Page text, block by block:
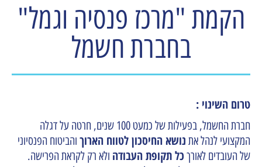
הקמת "מרכז פנסיה וגמל"
בחברת חשמל
טרום השינוי :
חברת החשמל, בפעילות של כמעט 100 שנים, חרטה על דגלה
המקצועי לנהל את נושא החיסכון לטווח הארוך והביטוח הפנסיוני
של העובדים לאורך כל תקופת העבודה ולא רק לקראת הפרישה.